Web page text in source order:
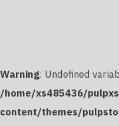
Warning: Undefined
/home/xs485436/
content/themes/